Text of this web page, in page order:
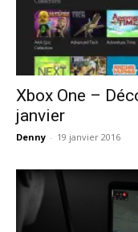
Xbox One –
janvier
Denny - 19 janvier 2016